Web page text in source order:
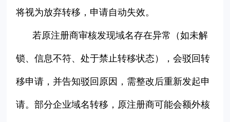
将视为放弃转移，申请自动失效。
若原注册商审核发现域名存在异常（如未解
锁、信息不符、处于禁止转移状态），会驳回转
移申请，并告知驳回原因，需整改后重新发起申
请。部分企业域名转移，原注册商可能会额外核